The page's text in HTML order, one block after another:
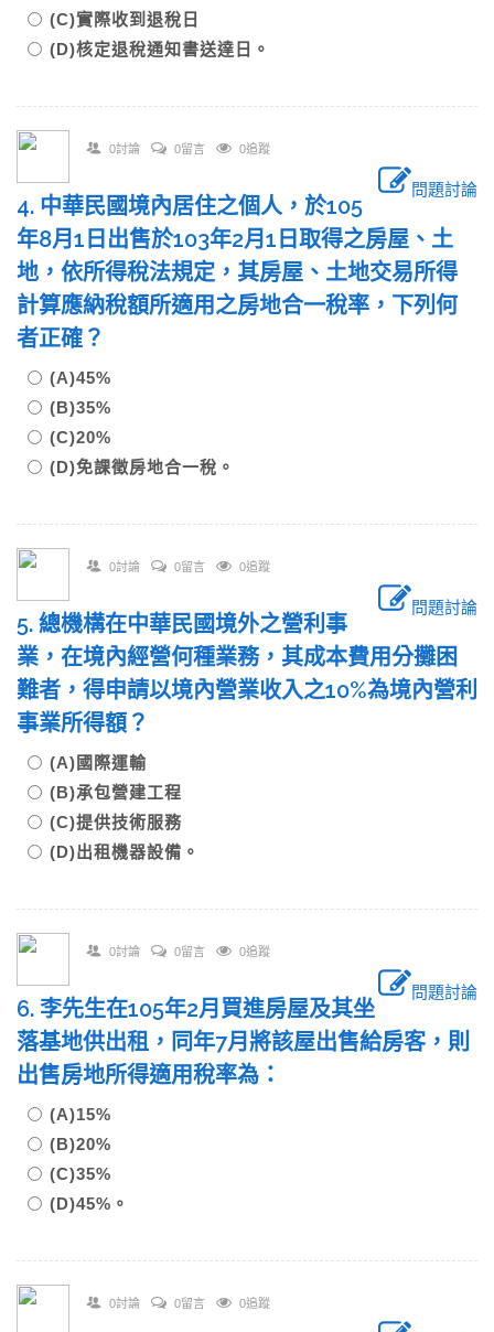
(C)實際收到退稅日
(D)核定退稅通知書送達日。
0討論 0留言 0追蹤
問題討論
4. 中華民國境內居住之個人，於105
年8月1日出售於103年2月1日取得之房屋、土
地，依所得稅法規定，其房屋、土地交易所得
計算應納稅額所適用之房地合一稅率，下列何
者正確？
(A)45%
(B)35%
(C)20%
(D)免課徵房地合一稅。
0討論 0留言 0追蹤
問題討論
5. 總機構在中華民國境外之營利事
業，在境內經營何種業務，其成本費用分攤困
難者，得申請以境內營業收入之10%為境內營利
事業所得額？
(A)國際運輸
(B)承包營建工程
(C)提供技術服務
(D)出租機器設備。
0討論 0留言 0追蹤
問題討論
6. 李先生在105年2月買進房屋及其坐
落基地供出租，同年7月將該屋出售給房客，則
出售房地所得適用稅率為：
(A)15%
(B)20%
(C)35%
(D)45%。
0討論 0留言 0追蹤